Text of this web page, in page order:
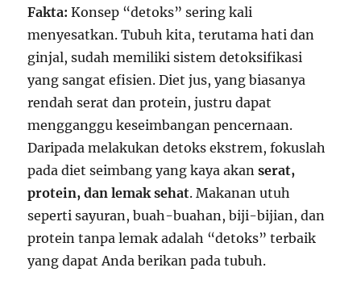
Fakta: Konsep “detoks” sering kali
menyesatkan. Tubuh kita, terutama hati dan
ginjal, sudah memiliki sistem detoksifikasi
yang sangat efisien. Diet jus, yang biasanya
rendah serat dan protein, justru dapat
mengganggu keseimbangan pencernaan.
Daripada melakukan detoks ekstrem, fokuslah
pada diet seimbang yang kaya akanserat,
protein, dan lemak sehat. Makanan utuh
seperti sayuran, buah-buahan, biji-bijian, dan
protein tanpa lemak adalah “detoks” terbaik
yang dapat Anda berikan pada tubuh.